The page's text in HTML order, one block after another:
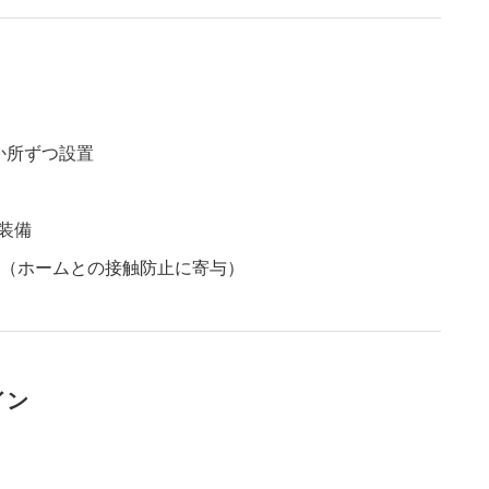
ずつ設置
備
ホームとの接触防止に寄与）
ン